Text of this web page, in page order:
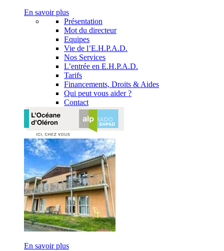
En savoir plus
Présentation
Mot du directeur
Equipes
Vie de l’E.H.P.A.D.
Nos Services
L’entrée en E.H.P.A.D.
Tarifs
Financements, Droits & Aides
Qui peut vous aider ?
Contact
En savoir plus